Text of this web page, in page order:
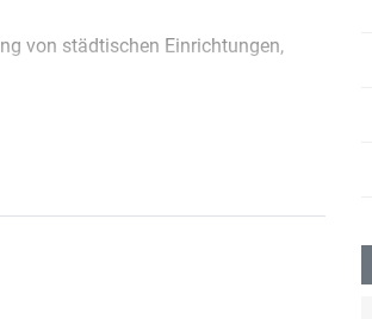
von städtischen Einrichtungen,